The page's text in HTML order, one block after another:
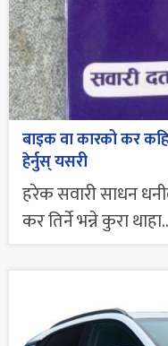
बाइक वा कारको कर
हेर्नुस् यसरी
हरेक सवारी साधन
कर तिर्ने भन्ने कुरा